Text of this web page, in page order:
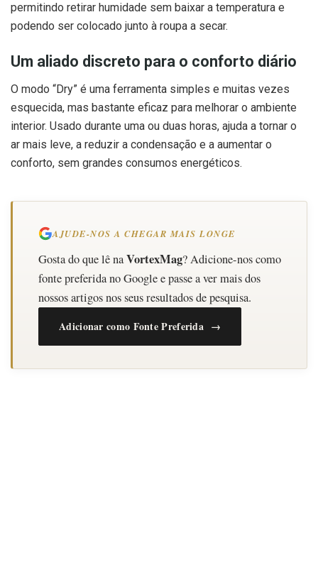
permitindo retirar humidade sem baixar a temperatura e
podendo ser colocado junto à roupa a secar.
Um aliado discreto para o conforto diário
O modo “Dry” é uma ferramenta simples e muitas vezes
esquecida, mas bastante eficaz para melhorar o ambiente
interior. Usado durante uma ou duas horas, ajuda a tornar o
ar mais leve, a reduzir a condensação e a aumentar o
conforto, sem grandes consumos energéticos.
AJUDE-NOS A CHEGAR MAIS LONGE
Gosta do que lê naVortexMag? Adicione-nos como
fonte preferida no Google e passe a ver mais dos
nossos artigos nos seus resultados de pesquisa.
Adicionar como Fonte Preferida →